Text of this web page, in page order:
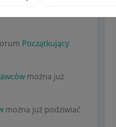
Początkujący
można już
można już podziwiać